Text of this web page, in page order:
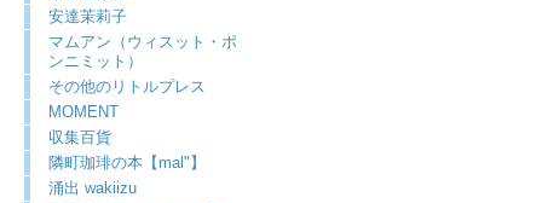
安達茉莉子
マムアン（ウィスット・ポ
ンニミット）
その他のリトルプレス
MOMENT
収集百貨
隣町珈琲の本【mal"】
涌出 wakiizu